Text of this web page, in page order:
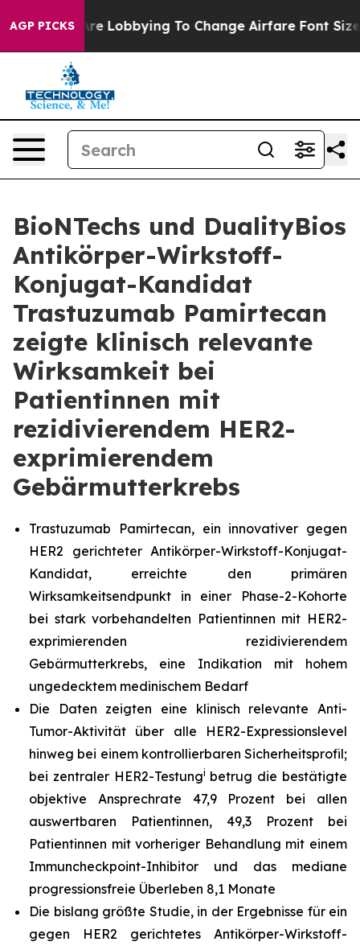
AGP PICKS
Lobbying To Change Airfare Font Sizes. It’s Gonna
BioNTechs und DualityBios
Antikörper-Wirkstoff-
Konjugat-Kandidat
Trastuzumab Pamirtecan
zeigte klinisch relevante
Wirksamkeit bei
Patientinnen mit
rezidivierendem HER2-
exprimierendem
Gebärmutterkrebs
Trastuzumab Pamirtecan, ein innovativer gegen
HER2 gerichteter Antikörper-Wirkstoff-Konjugat-
Kandidat, erreichte den primären
Wirksamkeitsendpunkt in einer Phase-2-Kohorte
bei stark vorbehandelten Patientinnen mit HER2-
exprimierenden rezidivierendem
Gebärmutterkrebs, eine Indikation mit hohem
ungedecktem medinischem Bedarf
Die Daten zeigten eine klinisch relevante Anti-
Tumor-Aktivität über alle HER2-Expressionslevel
hinweg bei einem kontrollierbaren Sicherheitsprofil;
bei zentraler HER2-Testungi betrug die bestätigte
objektive Ansprechrate 47,9 Prozent bei allen
auswertbaren Patientinnen, 49,3 Prozent bei
Patientinnen mit vorheriger Behandlung mit einem
Immuncheckpoint-Inhibitor und das mediane
progressionsfreie Überleben 8,1 Monate
Die bislang größte Studie, in der Ergebnisse für ein
gegen HER2 gerichtetes Antikörper-Wirkstoff-